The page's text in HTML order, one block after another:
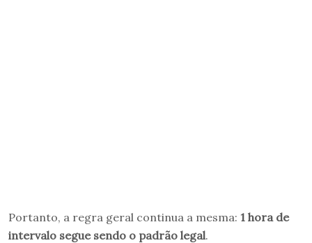
Portanto, a regra geral continua a mesma: 1 hora de
intervalo segue sendo o padrão legal.